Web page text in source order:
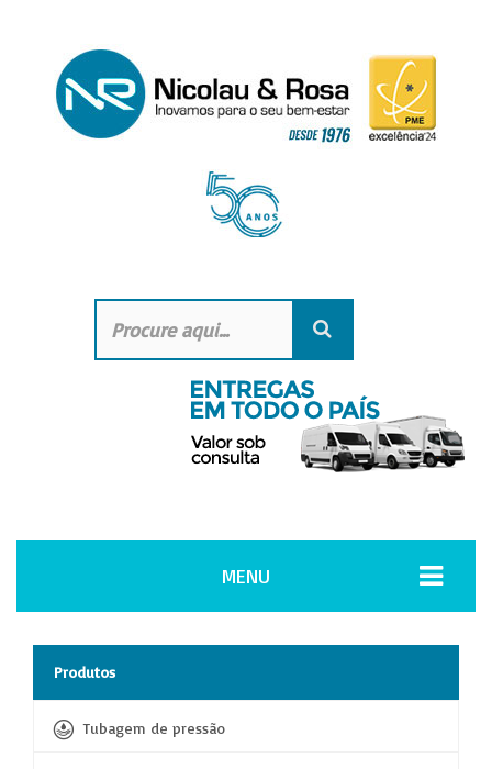
MENU
Produtos
Tubagem de pressão